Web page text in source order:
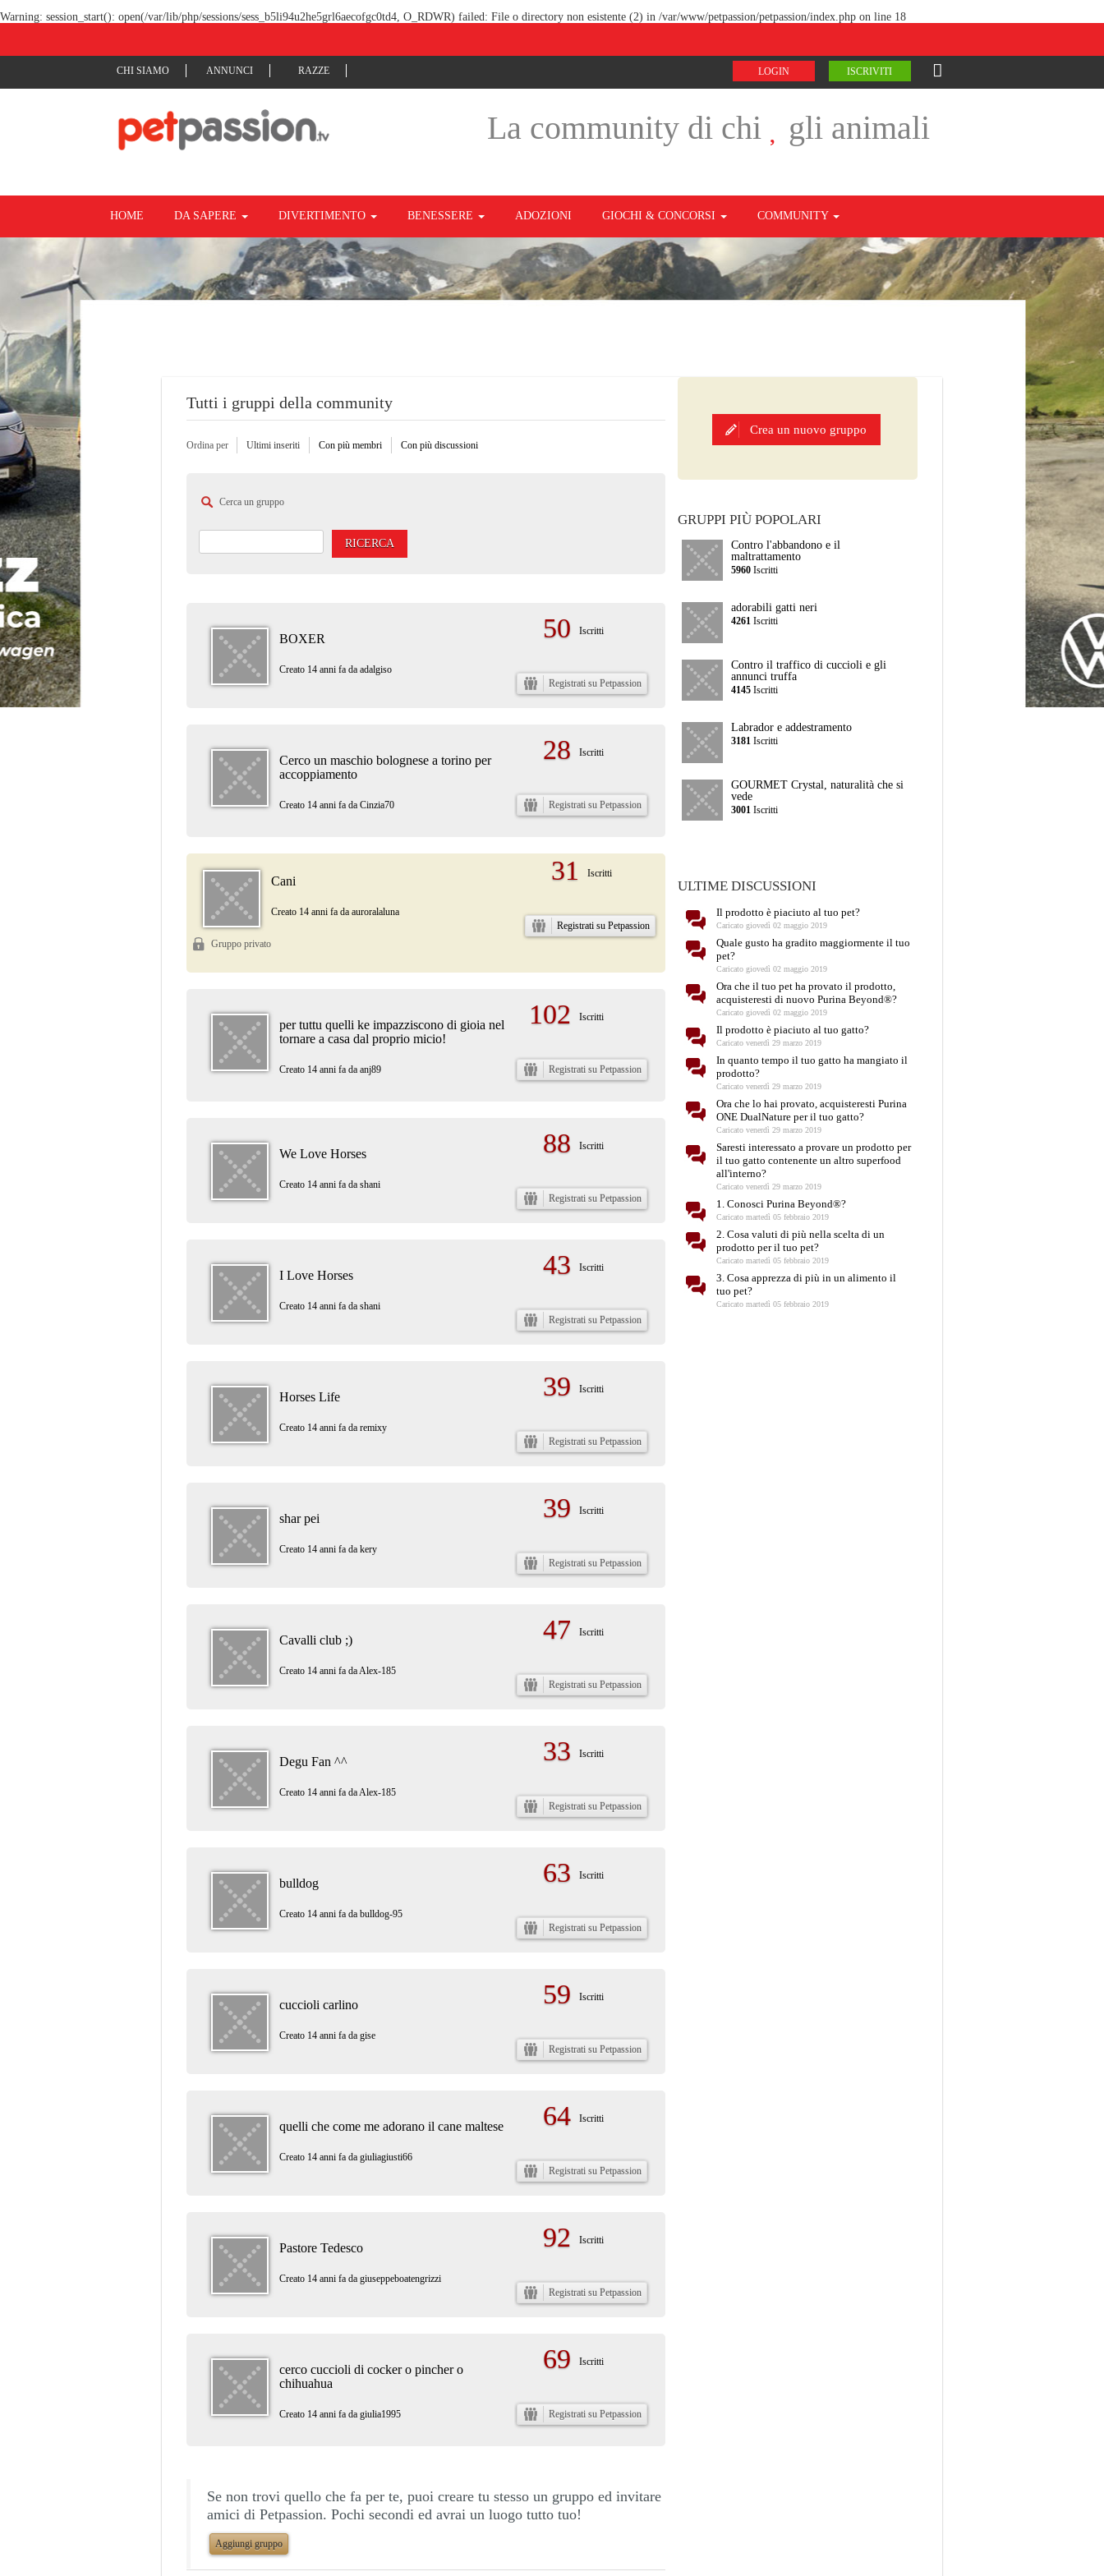
Warning: session_start(): open(/var/lib/php/sessions/sess_b5li94u2he5grl6aecofgc0td4, O_RDWR) failed: File o directory non esistente (2) in /var/www/petpassion/petpassion/index.php on line 18
CHI SIAMO ANNUNCI RAZZE LOGIN ISCRIVITI
La community di chi gli animali
HOME DA SAPERE DIVERTIMENTO BENESSERE ADOZIONI GIOCHI & CONCORSI COMMUNITY
Tutti i gruppi della community
Ordina per Ultimi inseriti Con più membri Con più discussioni
Cerca un gruppo
RICERCA
50 Iscritti
Registrati su Petpassion
BOXER
Creato 14 anni fa da adalgiso
28 Iscritti
Registrati su Petpassion
Cerco un maschio bolognese a torino per
accoppiamento
Creato 14 anni fa da Cinzia70
31 Iscritti
Registrati su Petpassion
Cani
Creato 14 anni fa da auroralaluna
Gruppo privato
102 Iscritti
Registrati su Petpassion
per tuttu quelli ke impazziscono di gioia nel
tornare a casa dal proprio micio!
Creato 14 anni fa da anj89
88 Iscritti
Registrati su Petpassion
We Love Horses
Creato 14 anni fa da shani
43 Iscritti
Registrati su Petpassion
I Love Horses
Creato 14 anni fa da shani
39 Iscritti
Registrati su Petpassion
Horses Life
Creato 14 anni fa da remixy
39 Iscritti
Registrati su Petpassion
shar pei
Creato 14 anni fa da kery
47 Iscritti
Registrati su Petpassion
Cavalli club ;)
Creato 14 anni fa daAlex-185
33 Iscritti
Registrati su Petpassion
Degu Fan ^^
Creato 14 anni fa daAlex-185
63 Iscritti
Registrati su Petpassion
bulldog
Creato 14 anni fa da bulldog-95
59 Iscritti
Registrati su Petpassion
cuccioli carlino
Creato 14 anni fa da gise
64 Iscritti
Registrati su Petpassion
quelli che come me adorano il cane maltese
Creato 14 anni fa da giuliagiusti66
92 Iscritti
Registrati su Petpassion
Pastore Tedesco
Creato 14 anni fa da giuseppeboatengrizzi
69 Iscritti
Registrati su Petpassion
cerco cuccioli di cocker o pincher o
chihuahua
Creato 14 anni fa da giulia1995
Se non trovi quello che fa per te, puoi creare tu stesso un gruppo ed invitare
amici di Petpassion. Pochi secondi ed avrai un luogo tutto tuo!
Aggiungi gruppo
Crea un nuovo gruppo
GRUPPI PIÙ POPOLARI
Contro l'abbandono e il
maltrattamento
5960 Iscritti
adorabili gatti neri
4261 Iscritti
Contro il traffico di cuccioli e gli
annunci truffa
4145 Iscritti
Labrador e addestramento
3181 Iscritti
GOURMET Crystal, naturalità che si
vede
3001 Iscritti
ULTIME DISCUSSIONI
Il prodotto è piaciuto al tuo pet?
Caricato giovedì 02 maggio 2019
Quale gusto ha gradito maggiormente il tuo
pet?
Caricato giovedì 02 maggio 2019
Ora che il tuo pet ha provato il prodotto,
acquisteresti di nuovo Purina Beyond®?
Caricato giovedì 02 maggio 2019
Il prodotto è piaciuto al tuo gatto?
Caricato venerdì 29 marzo 2019
In quanto tempo il tuo gatto ha mangiato il
prodotto?
Caricato venerdì 29 marzo 2019
Ora che lo hai provato, acquisteresti Purina
ONE DualNature per il tuo gatto?
Caricato venerdì 29 marzo 2019
Saresti interessato a provare un prodotto per
il tuo gatto contenente un altro superfood
all'interno?
Caricato venerdì 29 marzo 2019
1. Conosci Purina Beyond®?
Caricato martedì 05 febbraio 2019
2. Cosa valuti di più nella scelta di un
prodotto per il tuo pet?
Caricato martedì 05 febbraio 2019
3. Cosa apprezza di più in un alimento il
tuo pet?
Caricato martedì 05 febbraio 2019